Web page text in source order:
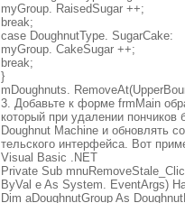
myGroup. RaisedSugar ++;
break;
case DoughnutType. SugarCake:
myGroup. CakeSugar ++;
break;
}
mDoughnuts.
3. Добавьте к форме frmMain
который при удалении
Doughnut Machine и обновлять
тельского интерфейса. Вот
Visual Basic .NET
Private Sub
ByVal e As System. EventArgs)
Dim aDoughnutGroup As